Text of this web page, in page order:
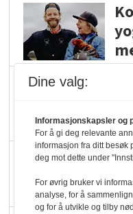
Dine valg:
Informasjonskapsler og
For å gi deg relevante
informasjon fra ditt besøk
deg mot dette under
For øvrig bruker vi
analyse, for å
og for å utvikle og tilby